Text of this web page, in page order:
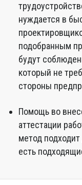
нуждается в
подобранным
будут
который не
стороны
Помощь во
аттестации
метод
есть